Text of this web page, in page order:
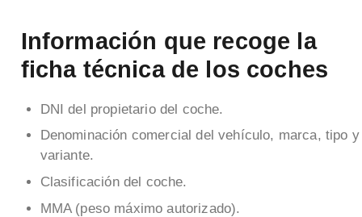
Información que recoge la
ficha técnica de los coches
DNI del propietario del coche.
Denominación comercial del vehículo, marca, tipo y
variante.
Clasificación del coche.
MMA (peso máximo autorizado).